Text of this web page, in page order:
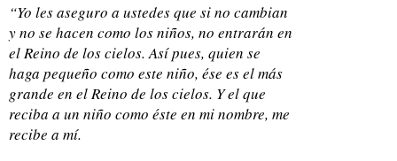
“Yo les aseguro a ustedes que si no cambian
y no se hacen como los niños, no entrarán en
el Reino de los cielos. Así pues, quien se
haga pequeño como este niño, ése es el más
grande en el Reino de los cielos. Y el que
reciba a un niño como éste en mi nombre, me
recibe a mí.